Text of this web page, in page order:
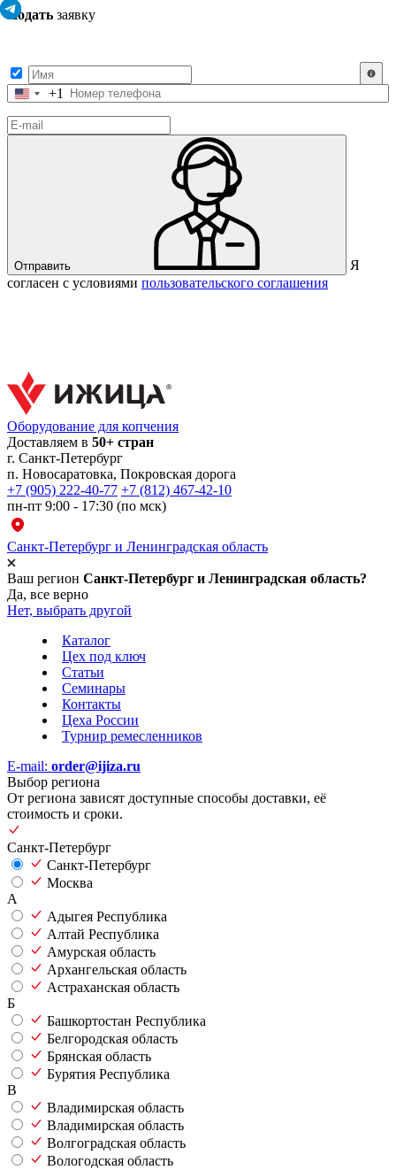
Подать заявку
Соединенные
+1
+1
Отправить
Я
согласен с условиями пользовательского соглашения
Санкт-Петербург и Ленинградская область
Ваш регион Санкт-Петербург и Ленинградская область?
Да, все верно
Нет, выбрать другой
Оборудование для копчения
Доставляем в 50+ стран
г. Санкт-Петербург
п. Новосаратовка, Покровская дорога
+7 (905) 222-40-77 +7 (812) 467-42-10
пн-пт 9:00 - 17:30 (по мск)
Каталог
Цех под ключ
Статьи
Семинары
Контакты
Цеха России
Турнир ремесленников
E-mail: order@ijiza.ru
Выбор региона
От региона зависят доступные способы доставки, её
стоимость и сроки.
Санкт-Петербург
Санкт-Петербург
Москва
А
Адыгея Республика
Алтай Республика
Амурская область
Архангельская область
Астраханская область
Б
Башкортостан Республика
Белгородская область
Брянская область
Бурятия Республика
В
Владимирская область
Владимирская область
Волгоградская область
Вологодская область